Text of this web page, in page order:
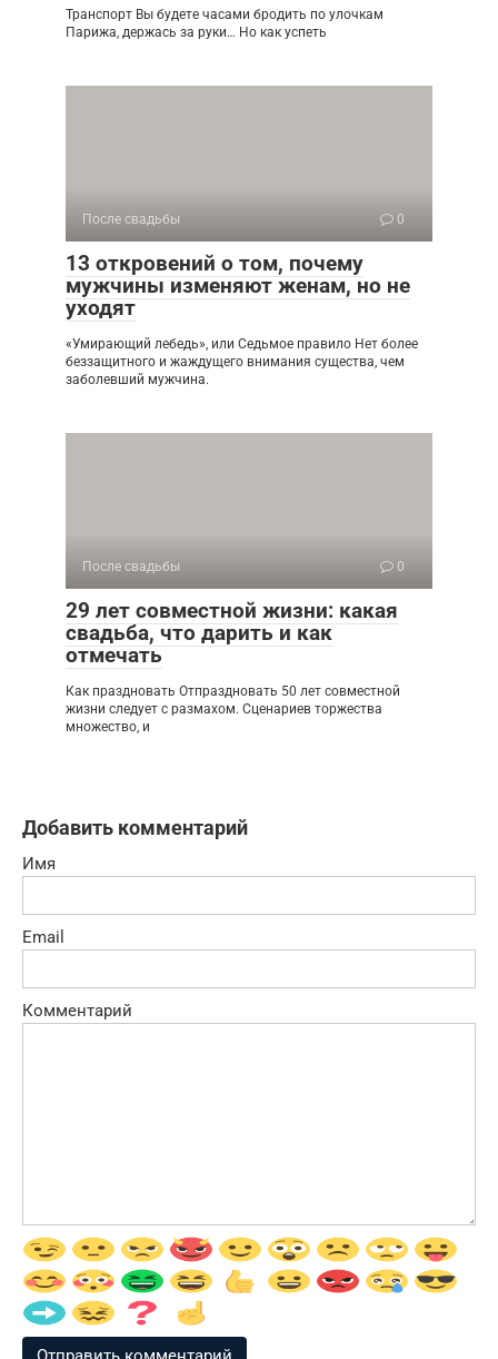
Транспорт Вы будете часами бродить по улочкам
Парижа, держась за руки… Но как успеть
После свадьбы 0
13 откровений о том, почему
мужчины изменяют женам, но не
уходят
«Умирающий лебедь», или Седьмое правило Нет более
беззащитного и жаждущего внимания существа, чем
заболевший мужчина.
После свадьбы 0
29 лет совместной жизни: какая
свадьба, что дарить и как
отмечать
Как праздновать Отпраздновать 50 лет совместной
жизни следует с размахом. Сценариев торжества
множество, и
Добавить комментарий
Имя
Email
Комментарий